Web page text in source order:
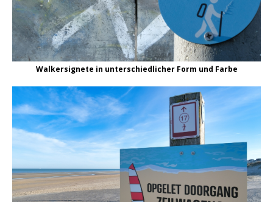
Walkersignete in unterschiedlicher Form und Farbe